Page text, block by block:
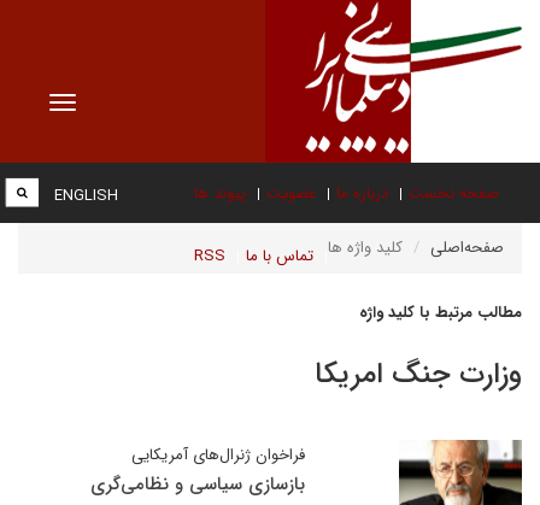
Toggle
صفحه نخست درباره ما عضویت پیوند ها
تماس با ما RSS
ENGLISH
صفحه‌اصلی کلید واژه ها
مطالب مرتبط با کلید واژه
وزارت جنگ امریکا
فراخوان ژنرال‌های آمریکایی
بازسازی سیاسی و نظامی‌گری